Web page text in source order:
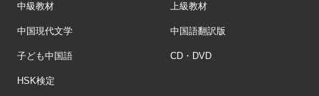
中級教材 上級教材
中国現代文学 中国語翻訳版
子ども中国語 CD・DVD
HSK検定